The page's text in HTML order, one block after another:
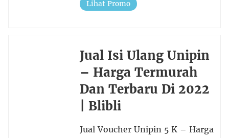
Lihat Promo
Jual Isi Ulang Unipin
– Harga Termurah
Dan Terbaru Di 2022
| Blibli
Jual Voucher Unipin 5 K – Harga